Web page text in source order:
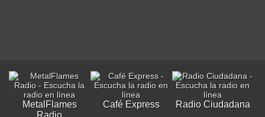
MetalFlames
Radio
Café Express Radio Ciudadana